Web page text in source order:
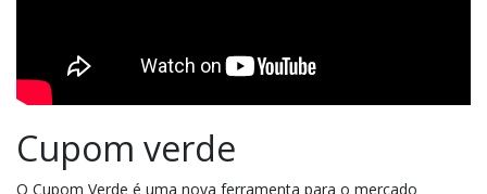
Cupom verde
O Cupom Verde é uma nova ferramenta para o mercado